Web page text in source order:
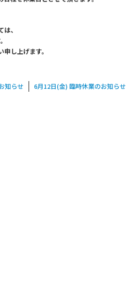
、
し上げます。
知らせ 6月12日(金) 臨時休業のお知らせ